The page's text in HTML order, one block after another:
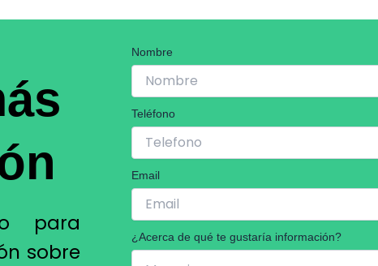
para
sobre
Nombre
Teléfono
Email
¿Acerca de qué te gustaría información?